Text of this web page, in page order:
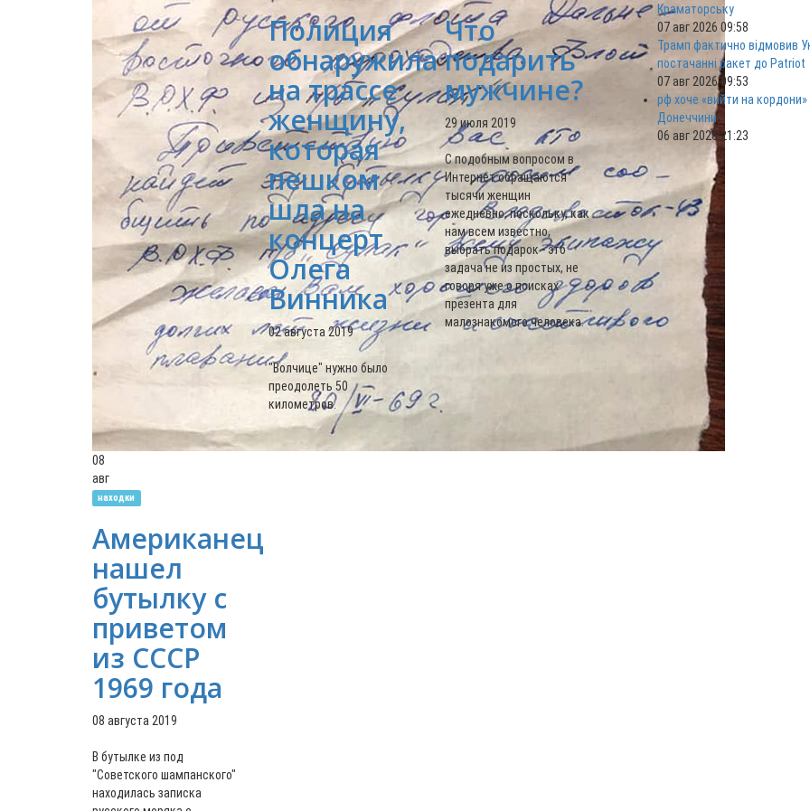
08
авг
находки
Американец
нашел
бутылку с
приветом
из СССР
1969 года
08 августа 2019
В бутылке из под
"Советского шампанского"
находилась записка
Полиция
обнаружила
на трассе
женщину,
которая
пешком
шла на
концерт
Олега
Винника
02 августа 2019
"Волчице" нужно было
преодолеть 50
километров.
Что
подарить
мужчине?
29 июля 2019
С подобным вопросом в
Интернет обращаются
тысячи женщин
ежедневно, поскольку, как
нам всем известно,
выбрать подарок - это
задача не из простых, не
говоря уже о поисках
презента для
малознакомого человека.
Краматорську
07 авг 2026 09:58
Трамп фактично відмовив
постачанні ракет до Patriot
07 авг 2026 09:53
рф хоче «вийти на кордони»
Донеччини
06 авг 2026 21:23